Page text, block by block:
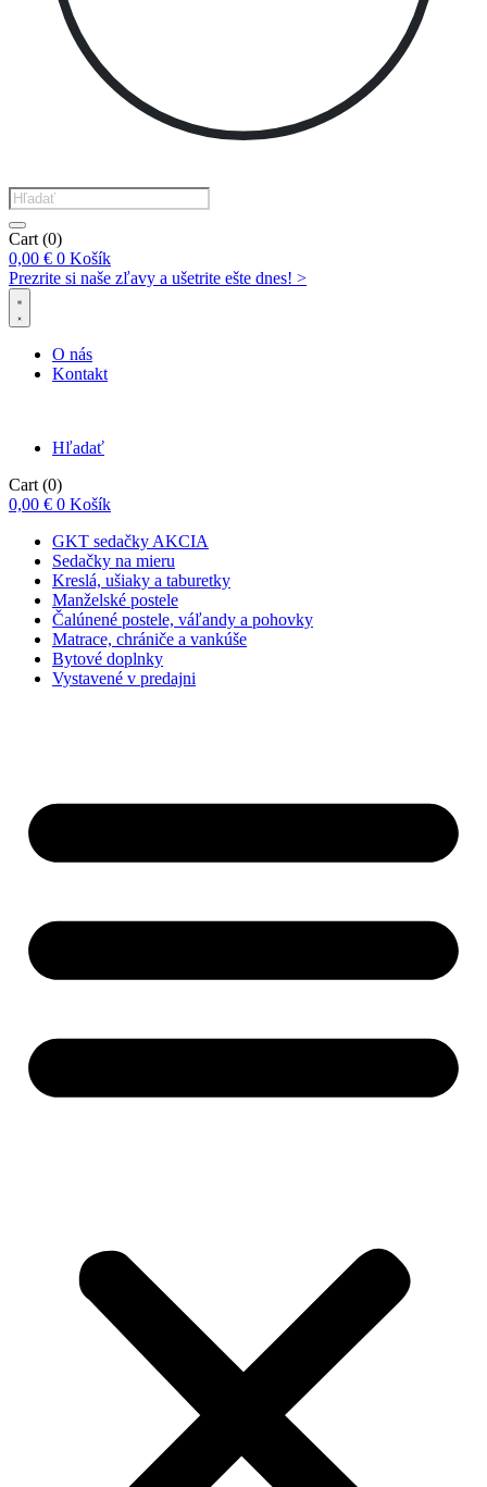
Products
search
Cart (0)
0,00 € 0 Košík
Prezrite si naše zľavy a ušetrite ešte dnes! >​
O nás
Kontakt
Hľadať
Cart (0)
0,00 € 0 Košík
GKT sedačky AKCIA
Sedačky na mieru
Kreslá, ušiaky a taburetky
Manželské postele
Čalúnené postele, váľandy a pohovky
Matrace, chrániče a vankúše
Bytové doplnky
Vystavené v predajni